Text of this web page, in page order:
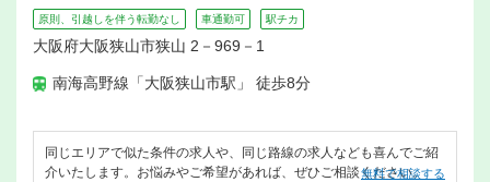
原則、引越しを伴う転勤なし 車通勤可 駅チカ
大阪府大阪狭山市狭山 2－969－1
南海高野線「大阪狭山市駅」 徒歩8分
同じエリアで似た条件の求人や、同じ路線の求人なども喜んでご紹
介いたします。お悩みやご希望があれば、ぜひご相談ください。
無料で相談する